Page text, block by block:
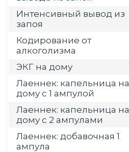
Интенсивный вывод из
запоя
Кодирование от
алкоголизма
ЭКГ на дому
Лаеннек: капельница на
дому с 1 ампулой
Лаеннек: капельница на
дому с 2 ампулами
Лаеннек: добавочная 1
ампула